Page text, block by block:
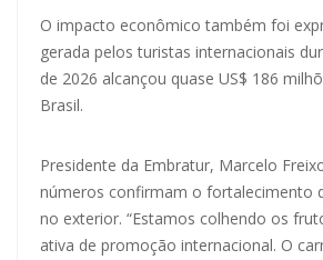
O impacto econômico também foi
gerada pelos turistas internacionais
de 2026 alcançou quase US$ 186
Brasil.
Presidente da Embratur, Marcelo
números confirmam o fortalecimento
no exterior. “Estamos colhendo os
ativa de promoção internacional. O